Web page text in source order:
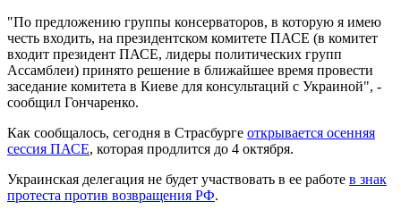
"По предложению группы консерваторов, в которую я имею
честь входить, на президентском комитете ПАСЕ (в комитет
входит президент ПАСЕ, лидеры политических групп
Ассамблеи) принято решение в ближайшее время провести
заседание комитета в Киеве для консультаций с Украиной", -
сообщил Гончаренко.
Как сообщалось, сегодня в Страсбурге открывается осенняя
сессия ПАСЕ, которая продлится до 4 октября.
Украинская делегация не будет участвовать в ее работе в знак
протеста против возвращения РФ.